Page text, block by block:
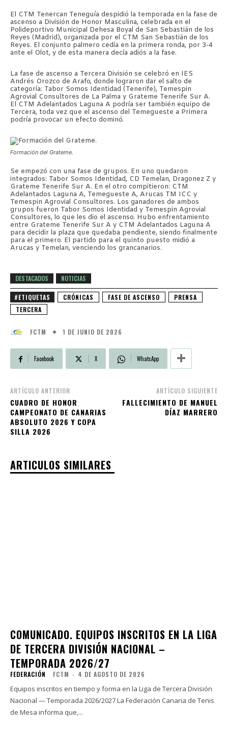
El CTM Tenercan Teneguía despidió la temporada en la fase de
ascenso a División de Honor Masculina, celebrada en el
Polideportivo Municipal Dehesa Boyal de San Sebastián de los
Reyes (Madrid), organizada por el CTM San Sebastián de los
Reyes. El conjunto palmero cedía en la primera ronda, por 3-4
ante el Olot, y de esta manera decía adiós a la fase.
La fase de ascenso a Tercera División se celebró en IES
Andrés Orozco de Arafo, donde lograron dar el salto de
categoría: Tabor Somos Identidad (Tenerife), Temespin
Agrovial Consultores de La Palma y Grateme Tenerife Sur A.
El CTM Adelantados Laguna A podría ser también equipo de
Tercera, toda vez que el ascenso del Temegueste a Primera
podría provocar un efecto dominó.
Formación del Grateme.
Se empezó con una fase de grupos. En uno quedaron
integrados: Tabor Somos Identidad, CD Temelan, Dragonez Z y
Grateme Tenerife Sur A. En el otro compitieron: CTM
Adelantados Laguna A, Temegueste A, Arucas TM ICC y
Temespin Agrovial Consultores. Los ganadores de ambos
grupos fueron Tabor Somos Identidad y Temespin Agrovial
Consultores, lo que les dio el ascenso. Hubo enfrentamiento
entre Grateme Tenerife Sur A y CTM Adelantados Laguna A
para decidir la plaza que quedaba pendiente, siendo finalmente
para el primero. El partido para el quinto puesto midió a
Arucas y Temelan, venciendo los grancanarios.
DESTACADOS NOTICIAS
#ETIQUETAS CRÓNICAS FASE DE ASCENSO
PRENSA
TERCERA
FCTM 1 DE JUNIO DE 2026
Facebook X WhatsApp
ARTÍCULO ANTERIOR
CUADRO DE HONOR
CAMPEONATO DE CANARIAS
ABSOLUTO 2026 Y COPA
SILLA 2026
ARTÍCULO SIGUIENTE
FALLECIMIENTO DE MANUEL
DÍAZ MARRERO
ARTICULOS SIMILARES
COMUNICADO. EQUIPOS INSCRITOS EN LA LIGA
DE TERCERA DIVISIÓN NACIONAL –
TEMPORADA 2026/27
FEDERACIÓN FCTM - 4 DE AGOSTO DE 2026
Equipos inscritos en tiempo y forma en la Liga de Tercera División
Nacional — Temporada 2026/2027 La Federación Canaria de Tenis
de Mesa informa que,...